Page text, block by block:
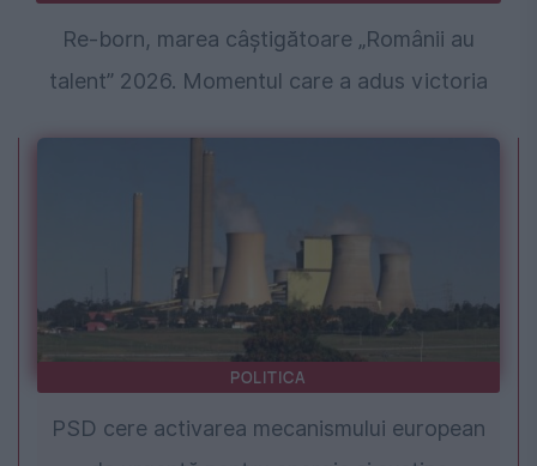
Re-born, marea câștigătoare „Românii au
talent” 2026. Momentul care a adus victoria
POLITICA
PSD cere activarea mecanismului european